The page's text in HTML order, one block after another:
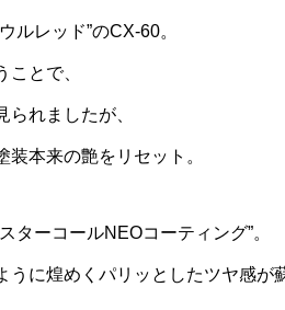
ルレッド”のCX-60。
とで、
れましたが、
本来の艶をリセット。
ターコールNEOコーティング”。
に煌めくパリッとしたツヤ感が